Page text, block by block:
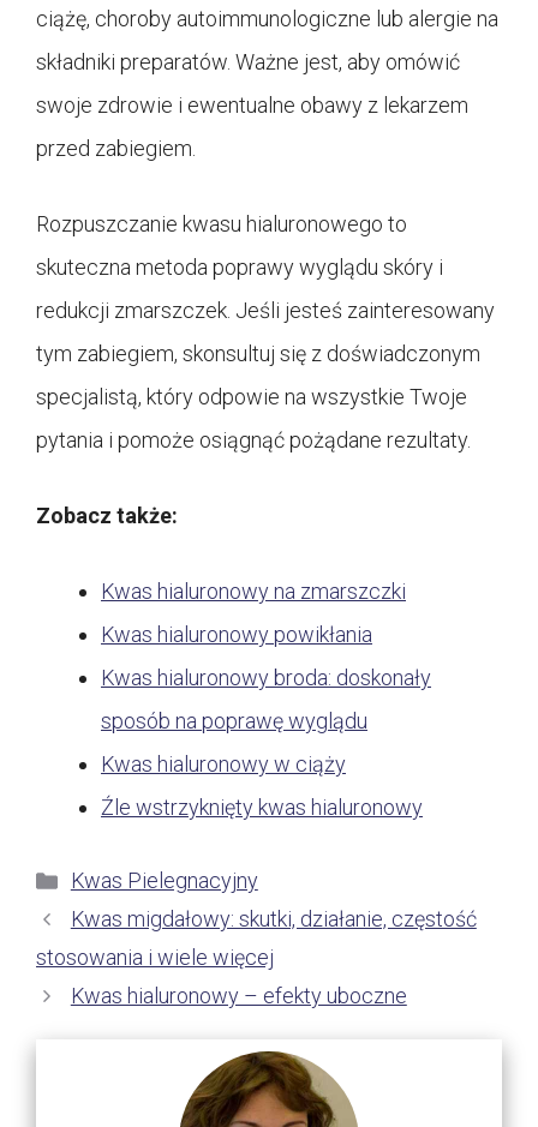
ciążę, choroby autoimmunologiczne lub alergie na
składniki preparatów. Ważne jest, aby omówić
swoje zdrowie i ewentualne obawy z lekarzem
przed zabiegiem.
Rozpuszczanie kwasu hialuronowego to
skuteczna metoda poprawy wyglądu skóry i
redukcji zmarszczek. Jeśli jesteś zainteresowany
tym zabiegiem, skonsultuj się z doświadczonym
specjalistą, który odpowie na wszystkie Twoje
pytania i pomoże osiągnąć pożądane rezultaty.
Zobacz także:
Kwas hialuronowy na zmarszczki
Kwas hialuronowy powikłania
Kwas hialuronowy broda: doskonały
sposób na poprawę wyglądu
Kwas hialuronowy w ciąży
Źle wstrzyknięty kwas hialuronowy
Kategorie
Kwas Pielegnacyjny
Kwas migdałowy: skutki, działanie, częstość
stosowania i wiele więcej
Kwas hialuronowy – efekty uboczne